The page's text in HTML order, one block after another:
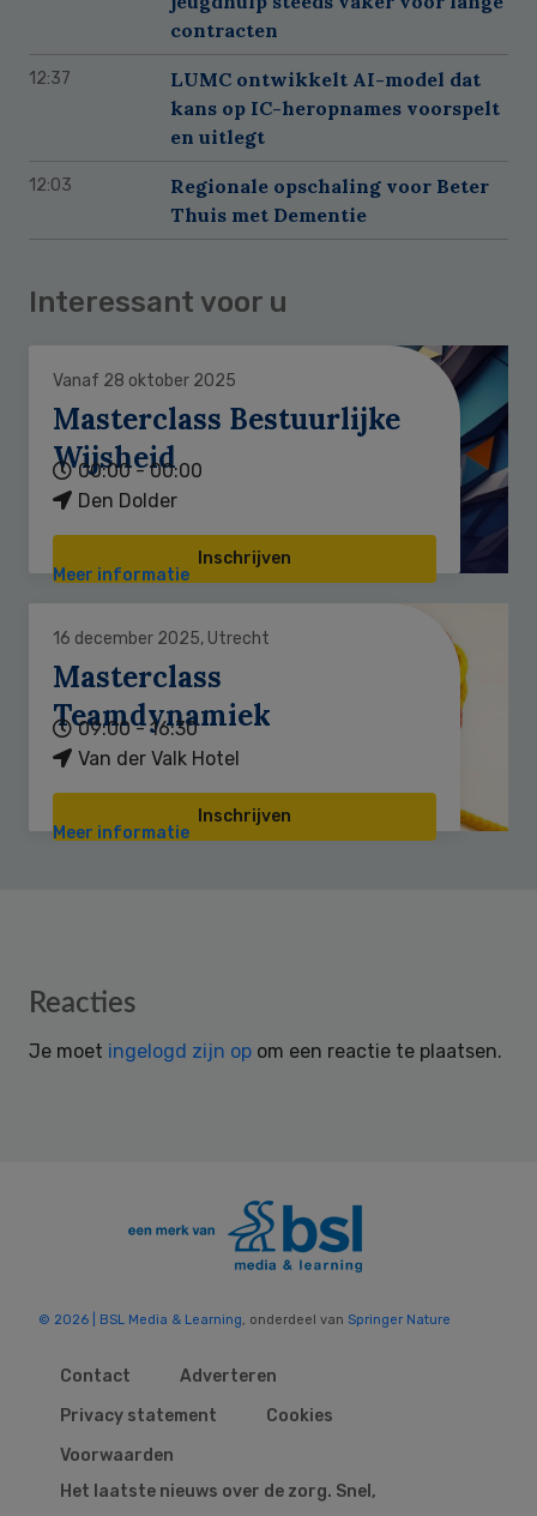
contracten
12:37
LUMC ontwikkelt AI-model dat
kans op IC-heropnames voorspelt
en uitlegt
12:03
Regionale opschaling voor Beter
Thuis met Dementie
Interessant voor u
Vanaf 28 oktober 2025
Masterclass Bestuurlijke
Wijsheid
00:00 - 00:00
Den Dolder
Inschrijven
Meer informatie
16 december 2025, Utrecht
Masterclass
Teamdynamiek
09:00 - 16:30
Van der Valk Hotel
Inschrijven
Meer informatie
Reader
Reacties
Je moet ingelogd zijn op om een reactie te plaatsen.
© 2026 | BSL Media & Learning, onderdeel van Springer Nature
Contact
Adverteren
Privacy statement
Cookies
Voorwaarden
Het laatste nieuws over de zorg. Snel,